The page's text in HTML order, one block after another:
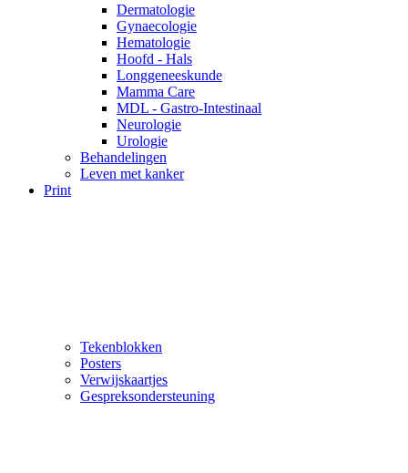
Dermatologie
Gynaecologie
Hematologie
Hoofd - Hals
Longgeneeskunde
Mamma Care
MDL - Gastro-Intestinaal
Neurologie
Urologie
Behandelingen
Leven met kanker
Print
Tekenblokken
Posters
Verwijskaartjes
Gespreksondersteuning